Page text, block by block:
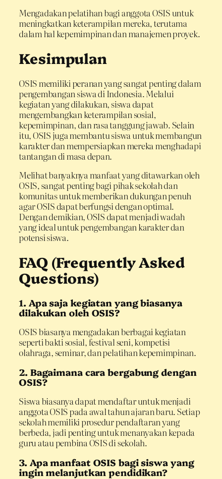
Mengadakan pelatihan bagi anggota OSIS untuk
meningkatkan keterampilan mereka, terutama
dalam hal kepemimpinan dan manajemen proyek.
Kesimpulan
OSIS memiliki peranan yang sangat penting dalam
pengembangan siswa di Indonesia. Melalui
kegiatan yang dilakukan, siswa dapat
mengembangkan keterampilan sosial,
kepemimpinan, dan rasa tanggung jawab. Selain
itu, OSIS juga membantu siswa untuk membangun
karakter dan mempersiapkan mereka menghadapi
tantangan di masa depan.
Melihat banyaknya manfaat yang ditawarkan oleh
OSIS, sangat penting bagi pihak sekolah dan
komunitas untuk memberikan dukungan penuh
agar OSIS dapat berfungsi dengan optimal.
Dengan demikian, OSIS dapat menjadi wadah
yang ideal untuk pengembangan karakter dan
potensi siswa.
FAQ (Frequently Asked
Questions)
1. Apa saja kegiatan yang biasanya
dilakukan oleh OSIS?
OSIS biasanya mengadakan berbagai kegiatan
seperti bakti sosial, festival seni, kompetisi
olahraga, seminar, dan pelatihan kepemimpinan.
2. Bagaimana cara bergabung dengan
OSIS?
Siswa biasanya dapat mendaftar untuk menjadi
anggota OSIS pada awal tahun ajaran baru. Setiap
sekolah memiliki prosedur pendaftaran yang
berbeda, jadi penting untuk menanyakan kepada
guru atau pembina OSIS di sekolah.
3. Apa manfaat OSIS bagi siswa yang
ingin melanjutkan pendidikan?